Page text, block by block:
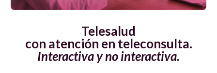
Telesalud
con atención en teleconsulta.
Interactiva y no interactiva.